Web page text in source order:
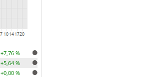
+7,76 %
+5,64 %
+0,00 %